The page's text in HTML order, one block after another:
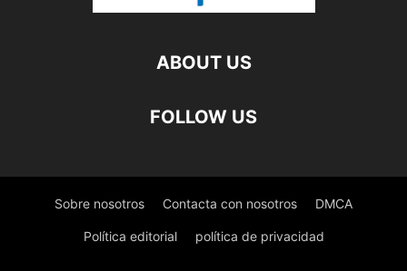
ABOUT US
FOLLOW US
Sobre nosotros Contacta con nosotros DMCA
Política editorial política de privacidad